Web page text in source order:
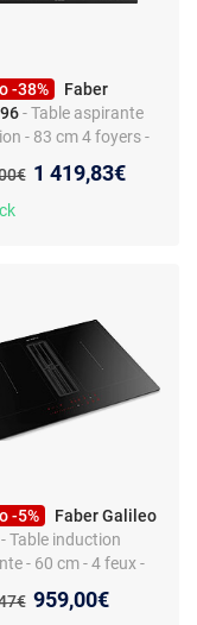
-38%
Faber
- Table aspirante
- 83 cm 4 foyers -
prix :Nouveau prix :
1 419,83€
-5%
Faber Galileo
- Table induction
- 60 cm - 4 feux -
prix :Nouveau prix :
959,00€